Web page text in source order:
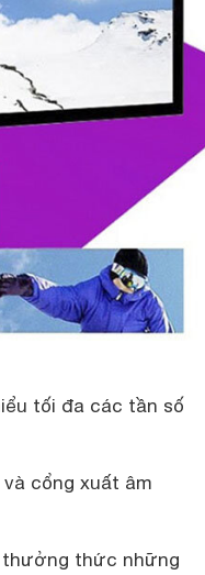
tối đa các tần số
cổng xuất âm
thưởng thức những